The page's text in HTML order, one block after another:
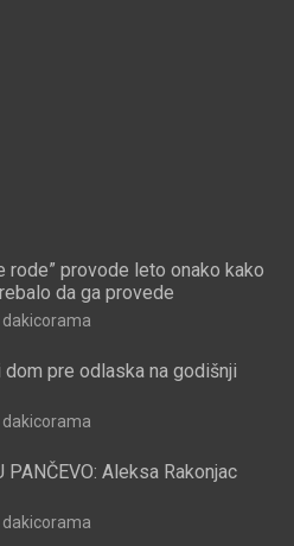
rode” provode leto onako kako
da ga provede
dakicorama
pre odlaska na godišnji
dakicorama
PANČEVO: Aleksa Rakonjac
dakicorama